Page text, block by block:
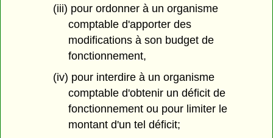
(iii) pour ordonner à un organisme
comptable d'apporter des
modifications à son budget de
fonctionnement,
(iv) pour interdire à un organisme
comptable d'obtenir un déficit de
fonctionnement ou pour limiter le
montant d'un tel déficit;